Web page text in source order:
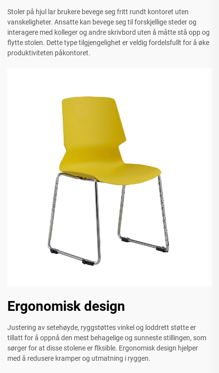
Stoler på hjul lar brukere bevege seg fritt rundt kontoret uten
vanskeligheter. Ansatte kan bevege seg til forskjellige steder og
interagere med kolleger og andre skrivbord uten å måtte stå opp og
flytte stolen. Dette type tilgjengelighet er veldig fordelsfullt for å øke
produktiviteten påkontoret.
Ergonomisk design
Justering av setehøyde, ryggstøttes vinkel og loddrett støtte er
tillatt for å oppnå den mest behagelige og sunneste stillingen, som
sørger for at disse stolene er flksible. Ergonomisk design hjelper
med å redusere kramper og utmatning i ryggen.